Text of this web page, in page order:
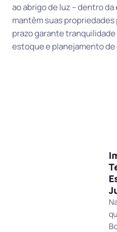
ao abrigo de luz – dentro
mantêm suas propriedades
prazo garante
estoque e planejamento de